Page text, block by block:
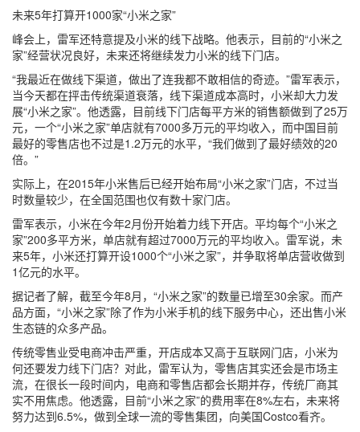
未来5年打算开1000家“小米之家”
峰会上，雷军还特意提及小米的线下战略。他表示，目前的“小米之
家”经营状况良好，未来还将继续发力小米的线下门店。
“我最近在做线下渠道，做出了连我都不敢相信的奇迹。”雷军表示，
当今天都在抨击传统渠道衰落，线下渠道成本高时，小米却大力发
展“小米之家”。他透露，目前线下门店每平方米的销售额做到了25万
元，一个“小米之家”单店就有7000多万元的平均收入，而中国目前
最好的零售店也不过是1.2万元的水平，“我们做到了最好绩效的20
倍。”
实际上，在2015年小米售后已经开始布局“小米之家”门店，不过当
时数量较少，在全国范围也仅有数十家门店。
雷军表示，小米在今年2月份开始着力线下开店。平均每个“小米之
家”200多平方米，单店就有超过7000万元的平均收入。雷军说，未
来5年，小米还打算开设1000个“小米之家”，并争取将单店营收做到
1亿元的水平。
据记者了解，截至今年8月，“小米之家”的数量已增至30余家。而产
品方面，“小米之家”除了作为小米手机的线下服务中心，还出售小米
生态链的众多产品。
传统零售业受电商冲击严重，开店成本又高于互联网门店，小米为
何还要发力线下门店？对此，雷军认为，零售店其实还会是市场主
流，在很长一段时间内，电商和零售店都会长期并存，传统厂商其
实不用焦虑。他透露，目前“小米之家”的费用率在8%左右，未来将
努力达到6.5%，做到全球一流的零售集团，向美国Costco看齐。